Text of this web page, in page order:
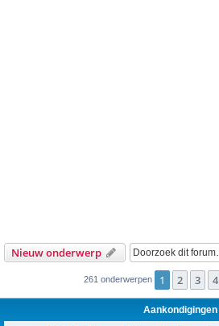
Nieuw onderwerp
261 onderwerpen 1 2 3 4
Aankondigingen